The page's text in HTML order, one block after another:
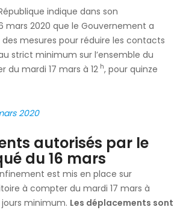
indique dans son
mars 2020 que le Gouvernement a
mesures pour réduire les contacts
strict minimum sur l’ensemble du
du mardi 17 mars à 12 h, pour quinze
2020
autorisés par le
du 16 mars
est mis en place sur
à compter du mardi 17 mars à
jours minimum. Les déplacements sont